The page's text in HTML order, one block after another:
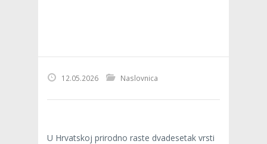
12.05.2026 Naslovnica
U Hrvatskoj prirodno raste dvadesetak vrsti